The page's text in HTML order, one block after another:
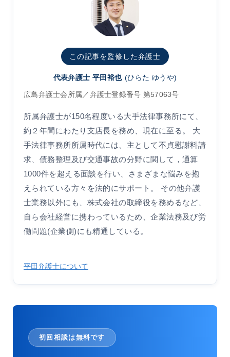
この記事を監修した弁護士
代表弁護士 平田裕也 (ひらた ゆうや)
広島弁護士会所属／弁護士登録番号 第57063号
所属弁護士が150名程度いる大手法律事務所にて、
約２年間にわたり支店長を務め、現在に至る。 大
手法律事務所所属時代には、主として不貞慰謝料請
求、債務整理及び交通事故の分野に関して，通算
1000件を超える面談を行い、さまざまな悩みを抱
えられている方々を法的にサポート。 その他弁護
士業務以外にも、株式会社の取締役を務めるなど、
自ら会社経営に携わっているため、企業法務及び労
働問題(企業側)にも精通している。
平田弁護士について
初回相談は無料です